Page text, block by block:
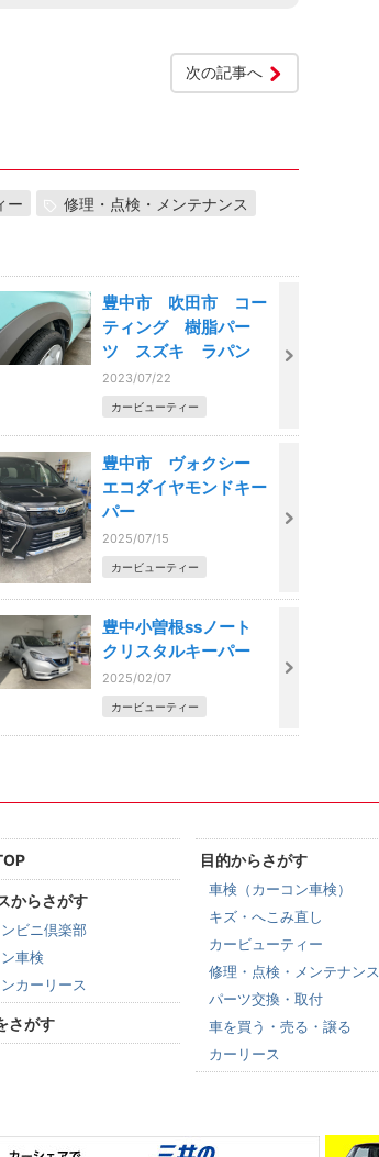
次の記事へ
ー 修理・点検・メンテナンス
豊中市 吹田市 コー
ティング 樹脂パー
ツ スズキ ラパン
2023/07/22
カービューティー
豊中市 ヴォクシー
エコダイヤモンドキー
パー
2025/07/15
カービューティー
豊中小曽根ssノート
クリスタルキーパー
2025/02/07
カービューティー
からさがす
ビニ倶楽部
車検
カーリース
さがす
目的からさがす
車検（カーコン車検）
キズ・へこみ直し
カービューティー
修理・点検・メンテナンス
パーツ交換・取付
車を買う・売る・譲る
カーリース